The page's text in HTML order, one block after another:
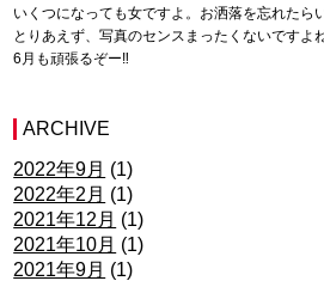
いくつになっても女ですよ。お洒落を忘れたら
とりあえず、写真のセンスまったくないですよ
6月も頑張るぞー‼︎
ARCHIVE
2022年9月 (1)
2022年2月 (1)
2021年12月 (1)
2021年10月 (1)
2021年9月 (1)